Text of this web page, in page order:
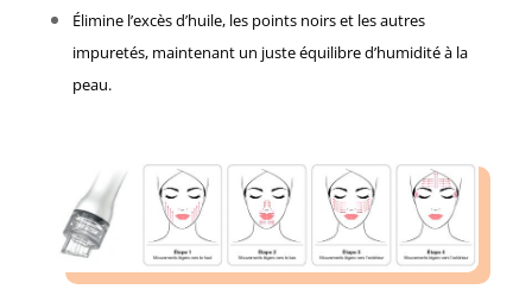
Élimine l’excès d’huile, les points noirs et les autres
impuretés, maintenant un juste équilibre d’humidité à la
peau.